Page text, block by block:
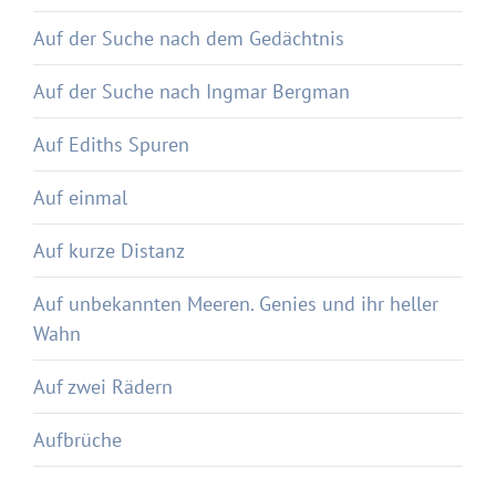
Auf der Suche nach dem Gedächtnis
Auf der Suche nach Ingmar Bergman
Auf Ediths Spuren
Auf einmal
Auf kurze Distanz
Auf unbekannten Meeren. Genies und ihr heller
Wahn
Auf zwei Rädern
Aufbrüche